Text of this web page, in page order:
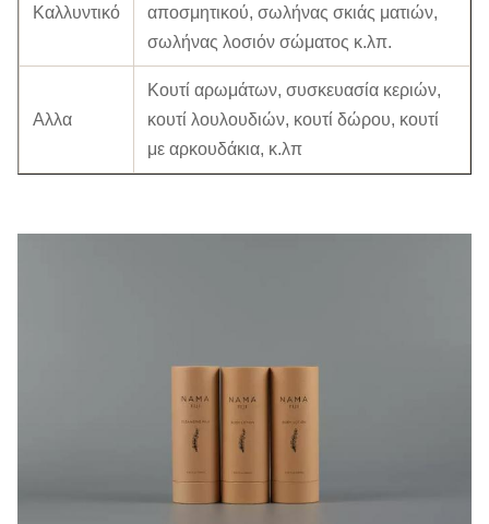
Καλλυντικό
αποσμητικού, σωλήνας σκιάς ματιών,
σωλήνας λοσιόν σώματος κ.λπ.
Αλλα
Κουτί αρωμάτων, συσκευασία κεριών,
κουτί λουλουδιών, κουτί δώρου, κουτί
με αρκουδάκια, κ.λπ